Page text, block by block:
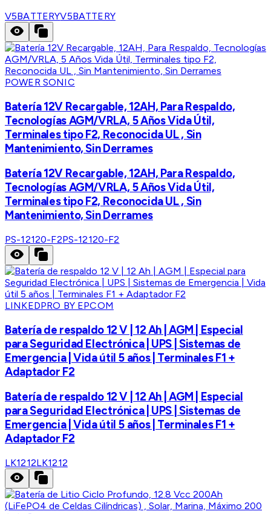
V5BATTERYV5BATTERY
POWER SONIC
Batería 12V Recargable, 12AH, Para Respaldo,
Tecnologías AGM/VRLA, 5 Años Vida Útil,
Terminales tipo F2, Reconocida UL , Sin
Mantenimiento, Sin Derrames
Batería 12V Recargable, 12AH, Para Respaldo,
Tecnologías AGM/VRLA, 5 Años Vida Útil,
Terminales tipo F2, Reconocida UL , Sin
Mantenimiento, Sin Derrames
PS-12120-F2PS-12120-F2
LINKEDPRO BY EPCOM
Batería de respaldo 12 V | 12 Ah | AGM | Especial
para Seguridad Electrónica | UPS | Sistemas de
Emergencia | Vida útil 5 años | Terminales F1 +
Adaptador F2
Batería de respaldo 12 V | 12 Ah | AGM | Especial
para Seguridad Electrónica | UPS | Sistemas de
Emergencia | Vida útil 5 años | Terminales F1 +
Adaptador F2
LK1212LK1212